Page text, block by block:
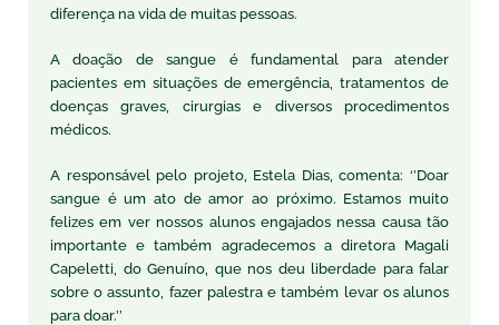
diferença na vida de muitas pessoas.
A doação de sangue é fundamental para atender
pacientes em situações de emergência, tratamentos de
doenças graves, cirurgias e diversos procedimentos
médicos.
A responsável pelo projeto, Estela Dias, comenta: ‘’Doar
sangue é um ato de amor ao próximo. Estamos muito
felizes em ver nossos alunos engajados nessa causa tão
importante e também agradecemos a diretora Magali
Capeletti, do Genuíno, que nos deu liberdade para falar
sobre o assunto, fazer palestra e também levar os alunos
para doar.’’